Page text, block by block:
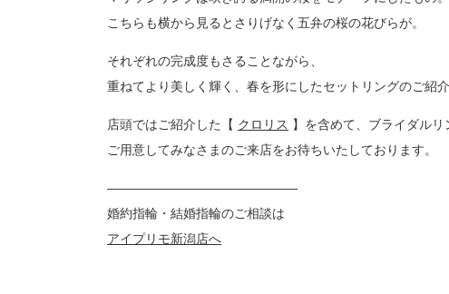
こちらも横から見るとさりげなく五弁の桜の花びらが。
それぞれの完成度もさることながら、
重ねてより美しく輝く、春を形にしたセットリングのご紹介
店頭ではご紹介した【 クロリス 】を含めて、ブライダル
ご用意してみなさまのご来店をお待ちいたしております。
———————————————
婚約指輪・結婚指輪のご相談は
アイプリモ新潟店へ